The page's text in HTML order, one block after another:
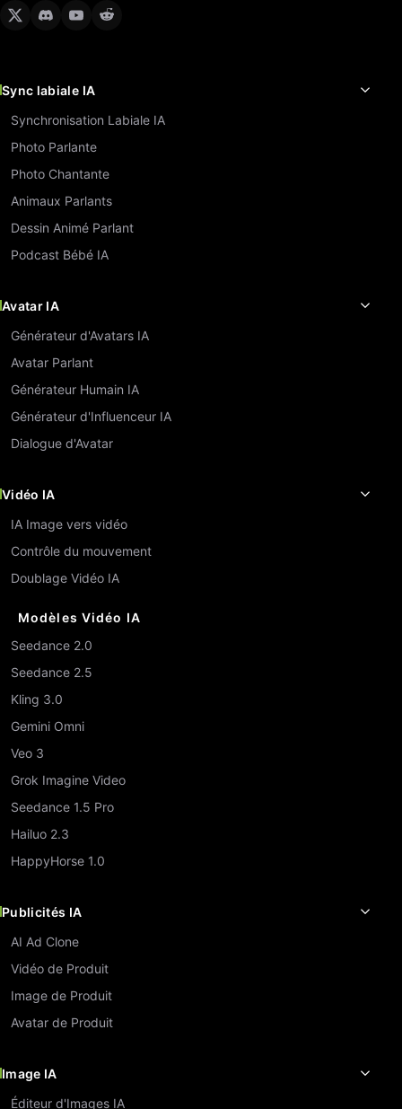
Sync labiale IA
Synchronisation Labiale IA
Photo Parlante
Photo Chantante
Animaux Parlants
Dessin Animé Parlant
Podcast Bébé IA
Image IA
Éditeur d'Images IA
Avatar IA
Générateur d'Avatars IA
Avatar Parlant
Générateur Humain IA
Générateur d'Influenceur IA
Dialogue d'Avatar
Vidéo IA
IA Image vers vidéo
Contrôle du mouvement
Doublage Vidéo IA
Modèles Vidéo IA
Seedance 2.0
Seedance 2.5
Kling 3.0
Gemini Omni
Veo 3
Grok Imagine Video
Seedance 1.5 Pro
Hailuo 2.3
HappyHorse 1.0
Publicités IA
AI Ad Clone
Vidéo de Produit
Image de Produit
Avatar de Produit